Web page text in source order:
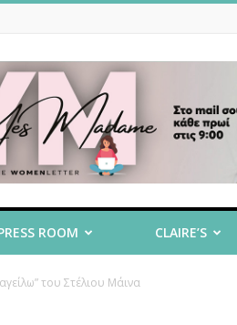
ROOM CLAIRE’S
του Στέλιου Μάινα